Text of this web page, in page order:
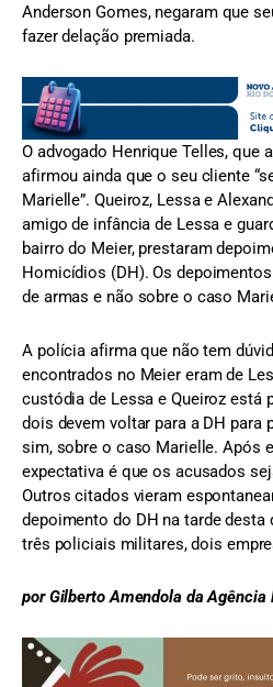
Anderson Gomes, negaram que
fazer delação premiada.
O advogado Henrique Telles, que
afirmou ainda que o seu cliente
Marielle”. Queiroz, Lessa e
amigo de infância de Lessa e
bairro do Meier, prestaram
Homicídios (DH). Os
de armas e não sobre o caso
A polícia afirma que não tem
encontrados no Meier eram de
custódia de Lessa e Queiroz está
dois devem voltar para a DH para
sim, sobre o caso Marielle. Após
expectativa é que os acusados
Outros citados vieram
depoimento do DH na tarde desta
três policiais militares, dois
por Gilberto Amendola da Agência